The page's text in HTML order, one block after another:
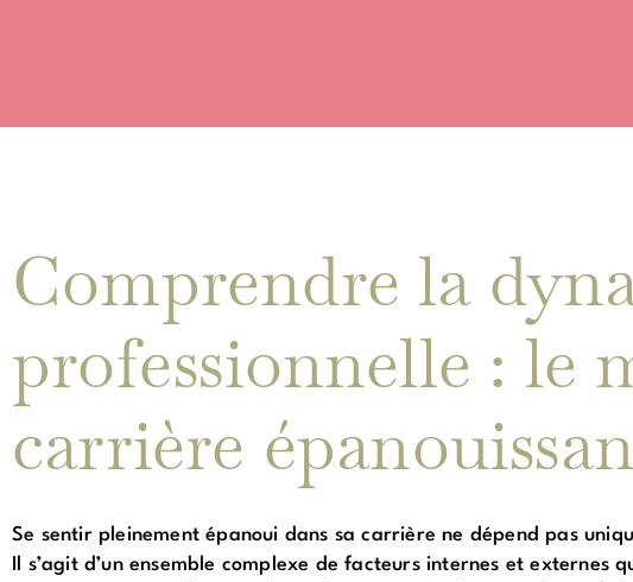
Comprendre la
professionnelle : le
carrière
Se sentir pleinement épanoui dans sa carrière ne dépend pas
Il s’agit d’un ensemble complexe de facteurs internes et